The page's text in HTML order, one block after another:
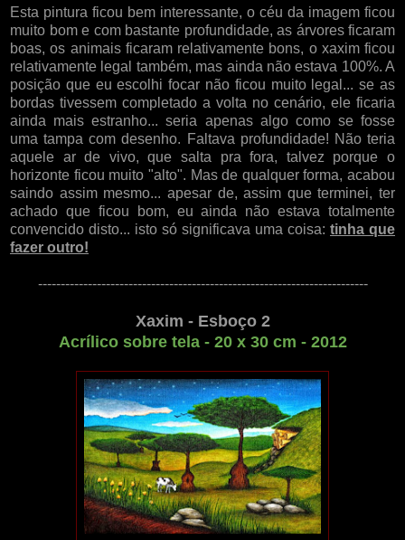
Esta pintura ficou bem interessante, o céu da imagem ficou
muito bom e com bastante profundidade, as árvores ficaram
boas, os animais ficaram relativamente bons, o xaxim ficou
relativamente legal também, mas ainda não estava 100%. A
posição que eu escolhi focar não ficou muito legal... se as
bordas tivessem completado a volta no cenário, ele ficaria
ainda mais estranho... seria apenas algo como se fosse
uma tampa com desenho. Faltava profundidade! Não teria
aquele ar de vivo, que salta pra fora, talvez porque o
horizonte ficou muito "alto". Mas de qualquer forma, acabou
saindo assim mesmo... apesar de, assim que terminei, ter
achado que ficou bom, eu ainda não estava totalmente
convencido disto... isto só significava uma coisa: tinha que
fazer outro!
-------------------------------------------------------------------------
Xaxim - Esboço 2
Acrílico sobre tela - 20 x 30 cm - 2012